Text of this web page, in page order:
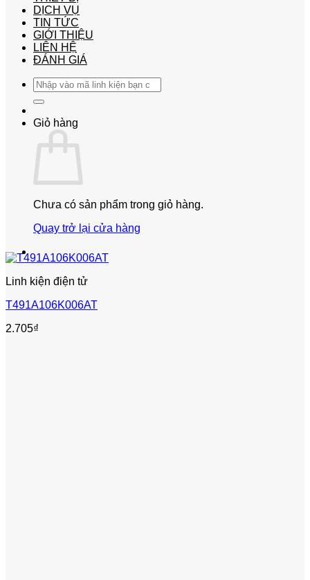
DỊCH VỤ
TIN TỨC
GIỚI THIỆU
LIÊN HỆ
ĐÁNH GIÁ
Tìm
kiếm:
Giỏ hàng
Chưa có sản phẩm trong giỏ hàng.
Quay trở lại cửa hàng
Linh kiện điện tử
T491A106K006AT
2.705₫